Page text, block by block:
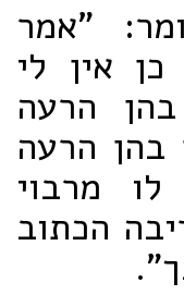
"אמר
אין לי
הרעה
בהן הרעה
מרבוי
הכתוב